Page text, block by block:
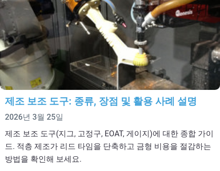
제조 보조 도구: 종류, 장점 및 활용 사례 설명
2026년 3월 25일
제조 보조 도구(지그, 고정구, EOAT, 게이지)에 대한 종합 가이
드. 적층 제조가 리드 타임을 단축하고 금형 비용을 절감하는
방법을 확인해 보세요.